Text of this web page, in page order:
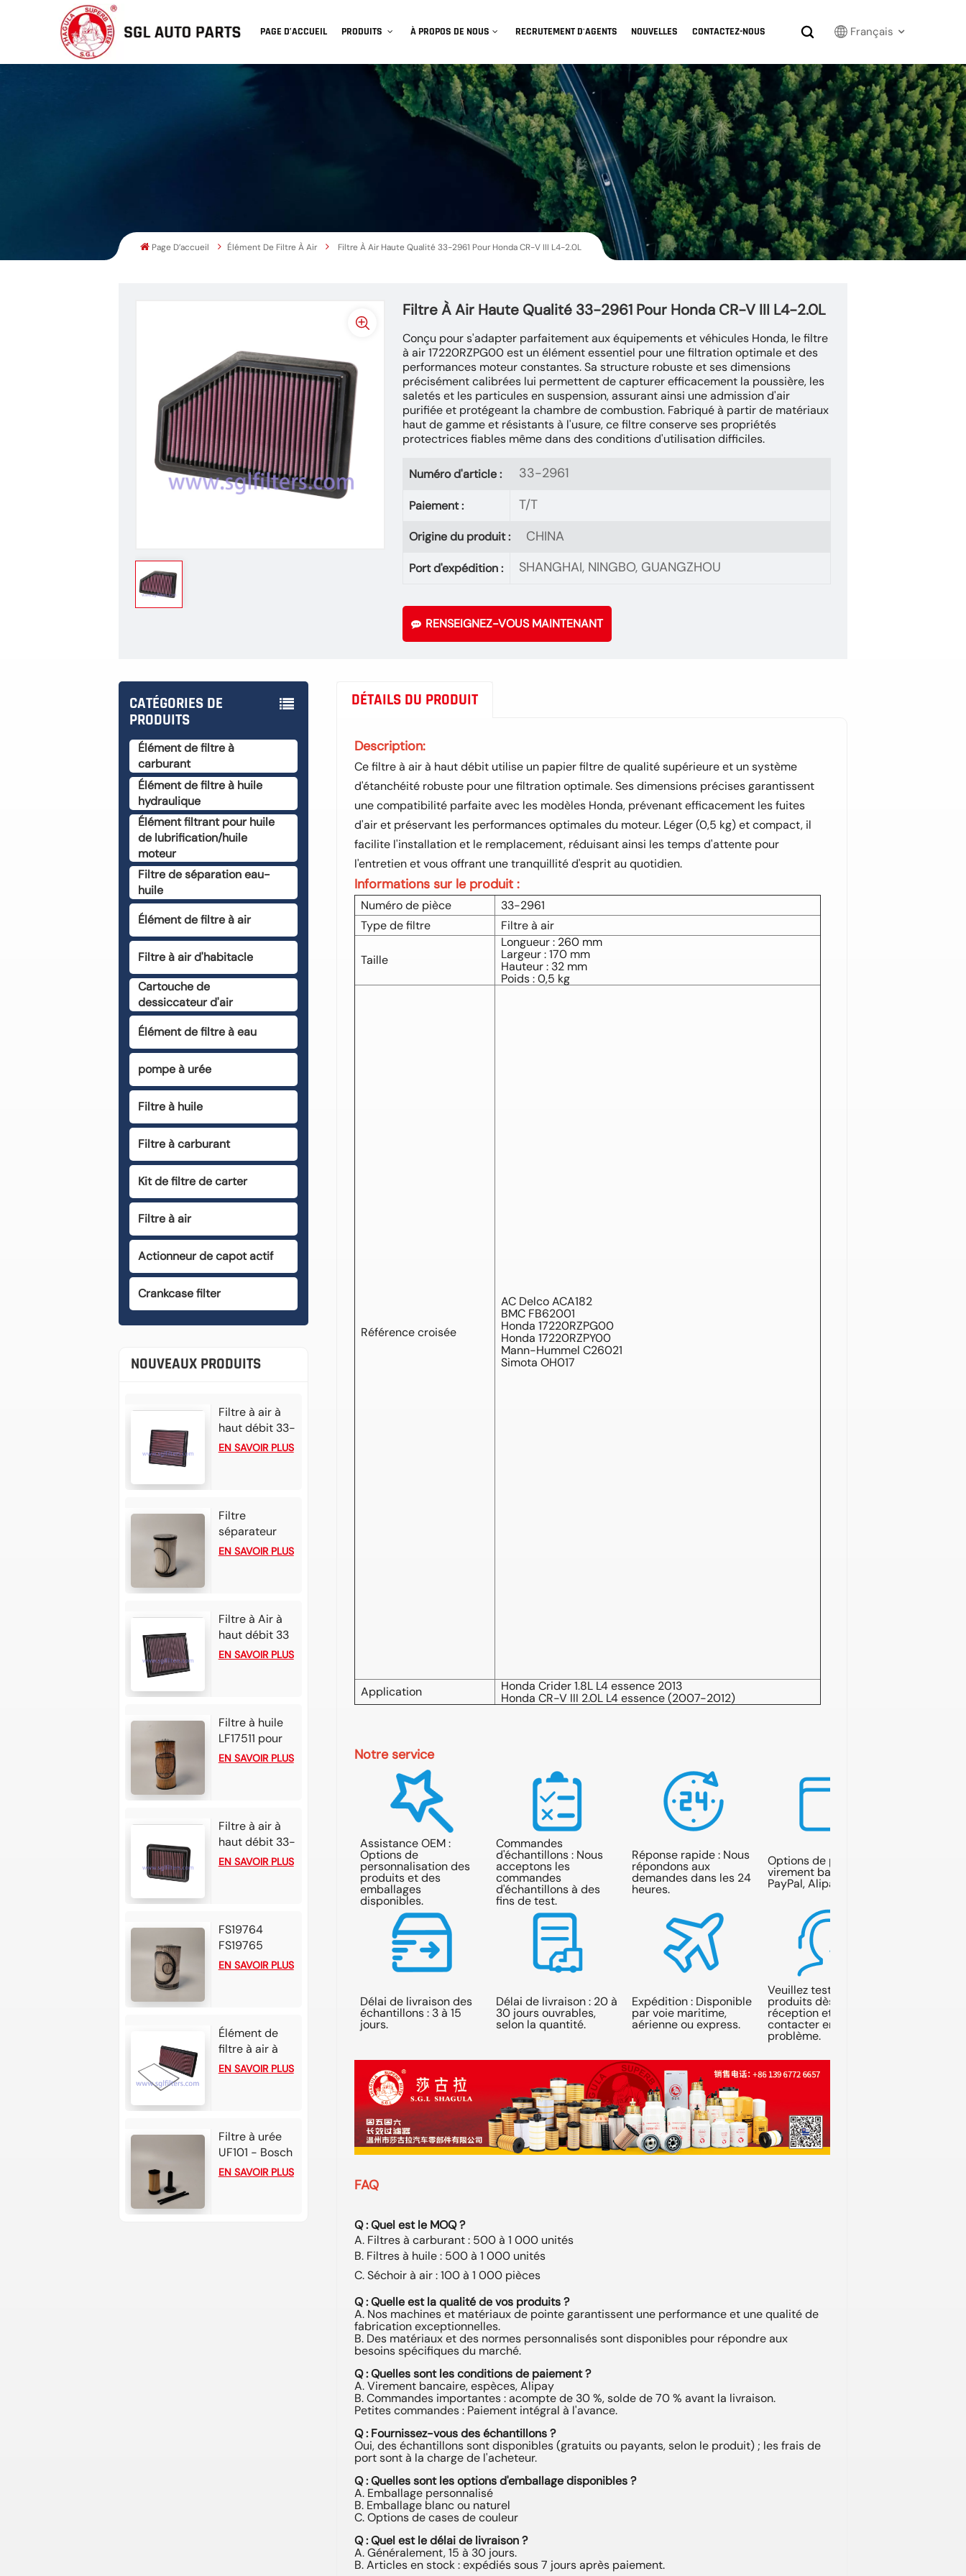
PAGE D’ACCUEIL PRODUITS À PROPOS DE NOUS RECRUTEMENT D'AGENTS NOUVELLES CONTACTEZ-NOUS Français
English
Français
Русский
بالعربية
español
한국어
Page D’accueil Élément De Filtre À Air Filtre À Air Haute Qualité 33-2961 Pour Honda CR-V III L4-2.0L
Filtre À Air Haute Qualité 33-2961 Pour Honda CR-V III L4-2.0L
Conçu pour s'adapter parfaitement aux équipements et véhicules Honda, le filtre
à air 17220RZPG00 est un élément essentiel pour une filtration optimale et des
performances moteur constantes. Sa structure robuste et ses dimensions
précisément calibrées lui permettent de capturer efficacement la poussière, les
saletés et les particules en suspension, assurant ainsi une admission d'air
purifiée et protégeant la chambre de combustion. Fabriqué à partir de matériaux
haut de gamme et résistants à l'usure, ce filtre conserve ses propriétés
protectrices fiables même dans des conditions d'utilisation difficiles.
Numéro d'article : 33-2961
Paiement : T/T
Origine du produit : CHINA
Port d'expédition : SHANGHAI, NINGBO, GUANGZHOU
RENSEIGNEZ-VOUS MAINTENANT
CATÉGORIES DE
PRODUITS
Élément de filtre à
carburant
Élément de filtre à huile
hydraulique
Élément filtrant pour huile
de lubrification/huile
moteur
Filtre de séparation eau-
huile
Élément de filtre à air
Filtre à air d'habitacle
Cartouche de
dessiccateur d'air
Élément de filtre à eau
pompe à urée
Filtre à huile
Filtre à carburant
Kit de filtre de carter
Filtre à air
Actionneur de capot actif
Crankcase filter
NOUVEAUX PRODUITS
Filtre à air à
haut débit 33-
3002 pour
1.9L L4 Diesel
(2024).
EN SAVOIR PLUS
Filtre
séparateur
eau/carburant
DD15 DD16
EN SAVOIR PLUS
Filtre à Air à
haut débit 33
– 5034, pour
Tonale 1,6 l L4
Diesel 2024
EN SAVOIR PLUS
Filtre à huile
LF17511 pour
moteurs
Western Star
4900/5700 et
plateformes
EN SAVOIR PLUS
Filtre à air à
haut débit 33-
5006 pour
Honda CR-V
2.0L L4
essence
EN SAVOIR PLUS
FS19764
FS19765
Séparateur
EN SAVOIR PLUS
Élément de
filtre à air à
haut débit 33-
EN SAVOIR PLUS
Filtre à urée
UF101 - Bosch
2.2-3 cartes
EN SAVOIR PLUS
DÉTAILS DU PRODUIT
Description:
Ce filtre à air à haut débit utilise un papier filtre de qualité supérieure et un système
d'étanchéité robuste pour une filtration optimale. Ses dimensions précises garantissent
une compatibilité parfaite avec les modèles Honda, prévenant efficacement les fuites
d'air et préservant les performances optimales du moteur. Léger (0,5 kg) et compact, il
facilite l'installation et le remplacement, réduisant ainsi les temps d'attente pour
l'entretien et vous offrant une tranquillité d'esprit au quotidien.
Informations sur le produit :
Numéro de pièce
33-2961
Type de filtre
Filtre à air
Taille
Longueur : 260 mm
Largeur : 170 mm
Hauteur : 32 mm
Poids : 0,5 kg
Référence croisée
AC Delco ACA182
BMC FB62001
Honda 17220RZPG00
Honda 17220RZPY00
Mann-Hummel C26021
Simota OH017
Application
Honda Crider 1.8L L4 essence 2013
Honda CR-V III 2.0L L4 essence (2007-2012)
Notre service
Assistance OEM :
Options de
personnalisation des
produits et des
emballages
disponibles.
Commandes
d'échantillons : Nous
acceptons les
commandes
d'échantillons à des
fins de test.
Réponse rapide : Nous
répondons aux
demandes dans les 24
heures.
Options de paiement :
virement bancaire,
PayPal, Alipay.
Délai de livraison des
échantillons : 3 à 15
jours.
Délai de livraison : 20 à
30 jours ouvrables,
selon la quantité.
Expédition : Disponible
par voie maritime,
aérienne ou express.
Veuillez tester les
produits dès leur
réception et nous
contacter en cas de
problème.
FAQ
Q : Quel est le MOQ ?
A. Filtres à carburant : 500 à 1 000 unités
B. Filtres à huile : 500 à 1 000 unités
C. Séchoir à air : 100 à 1 000 pièces
Q : Quelle est la qualité de vos produits ?
A. Nos machines et matériaux de pointe garantissent une performance et une qualité de
fabrication exceptionnelles.
B. Des matériaux et des normes personnalisés sont disponibles pour répondre aux
besoins spécifiques du marché.
Q : Quelles sont les conditions de paiement ?
A. Virement bancaire, espèces, Alipay
B. Commandes importantes : acompte de 30 %, solde de 70 % avant la livraison.
Petites commandes : Paiement intégral à l'avance.
Q : Fournissez-vous des échantillons ?
Oui, des échantillons sont disponibles (gratuits ou payants, selon le produit) ; les frais de
port sont à la charge de l'acheteur.
Q : Quelles sont les options d'emballage disponibles ?
A. Emballage personnalisé
B. Emballage blanc ou naturel
C. Options de cases de couleur
Q : Quel est le délai de livraison ?
A. Généralement, 15 à 30 jours.
B. Articles en stock : expédiés sous 7 jours après paiement.